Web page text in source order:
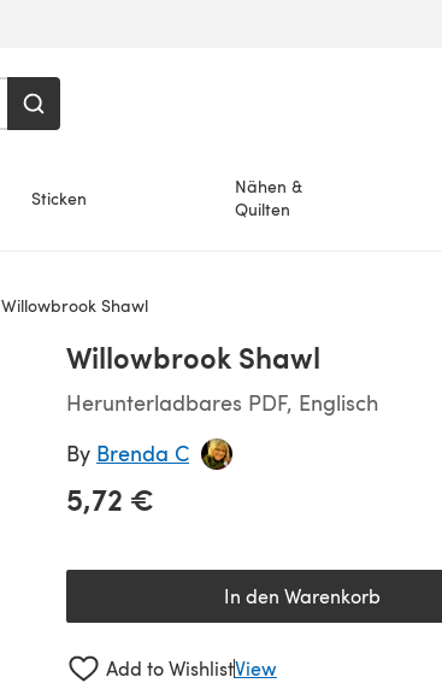
Sticken
Nähen &
Quilten
Willowbrook Shawl
Willowbrook Shawl
Herunterladbares PDF, Englisch
By Brenda C
5,72 €
In den Warenkorb
Add to WishlistView